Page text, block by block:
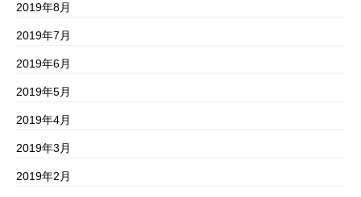
2019年8月
2019年7月
2019年6月
2019年5月
2019年4月
2019年3月
2019年2月